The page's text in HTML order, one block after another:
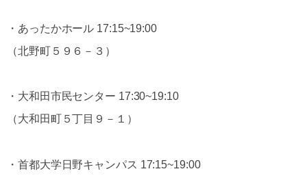
・あったかホール 17:15~19:00
（北野町５９６－３）
・大和田市民センター 17:30~19:10
（大和田町５丁目９－１）
・首都大学日野キャンパス 17:15~19:00